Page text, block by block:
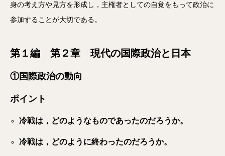
身の考え方や見方を形成し，主権者としての自覚をもって政治に
参加することが大切である。
第１編 第２章 現代の国際政治と日本
①国際政治の動向
ポイント
冷戦は，どのようなものであったのだろうか。
冷戦は，どのように終わったのだろうか。